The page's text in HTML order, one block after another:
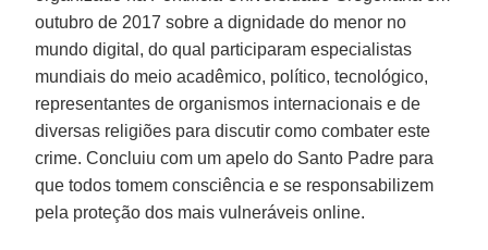
outubro de 2017 sobre a dignidade do menor no
mundo digital, do qual participaram especialistas
mundiais do meio acadêmico, político, tecnológico,
representantes de organismos internacionais e de
diversas religiões para discutir como combater este
crime. Concluiu com um apelo do Santo Padre para
que todos tomem consciência e se responsabilizem
pela proteção dos mais vulneráveis online.